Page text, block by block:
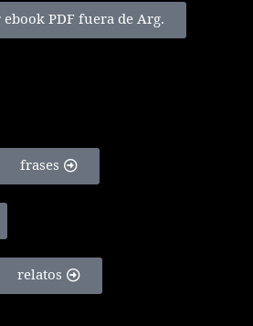
PDF fuera de Arg.
frases
relatos